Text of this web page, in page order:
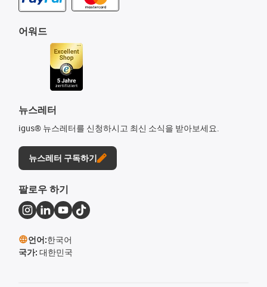
어워드
뉴스레터
igus® 뉴스레터를 신청하시고 최신 소식을 받아보세요.
뉴스레터 구독하기
팔로우 하기
언어:한국어
국가: 대한민국